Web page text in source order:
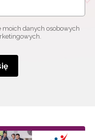
danych osobowych